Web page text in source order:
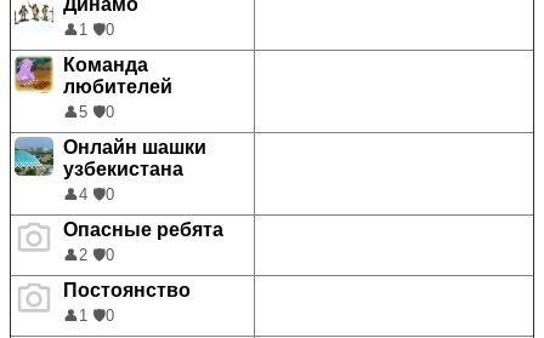
👤1 🛡️0
Команда
любителей
👤5 🛡️0
Онлайн шашки
узбекистана
👤4 🛡️0
Опасные ребята
👤2 🛡️0
Постоянство
👤1 🛡️0